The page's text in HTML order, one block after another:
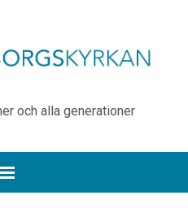
och alla generationer